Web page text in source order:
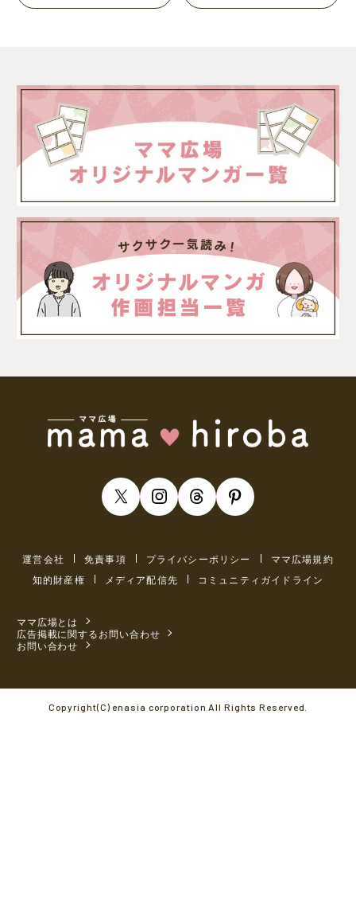
運営会社 免責事項 プライバシーポリシー
ママ広場規約
知的財産権
メディア配信先 コミュニティガイドライン
ママ広場とは
広告掲載に関するお問い合わせ
お問い合わせ
Copyright(C) enasia corporation All Rights Reserved.